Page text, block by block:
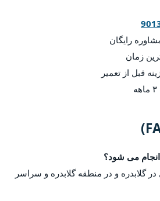
انجام می شود؟
گلابدره و در منطقه گلابدره و سراسر